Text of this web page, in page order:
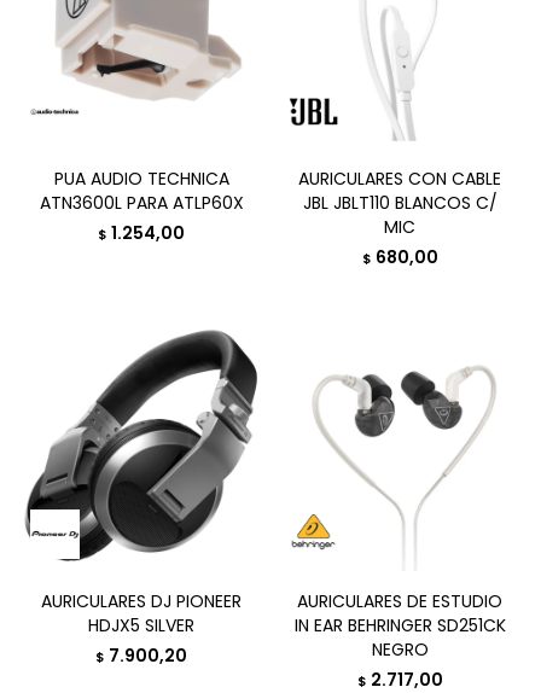
PUA AUDIO TECHNICA
ATN3600L PARA ATLP60X
$ 1.254,00
AURICULARES CON CABLE
JBL JBLT110 BLANCOS C/
MIC
$ 680,00
AURICULARES DJ PIONEER
HDJX5 SILVER
$ 7.900,20
AURICULARES DE ESTUDIO
IN EAR BEHRINGER SD251CK
NEGRO
$ 2.717,00